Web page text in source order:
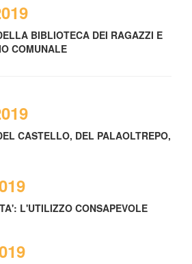
BIBLIOTECA DEI RAGAZZI E
COMUNALE
CASTELLO, DEL PALAOLTREPO,
L'UTILIZZO CONSAPEVOLE